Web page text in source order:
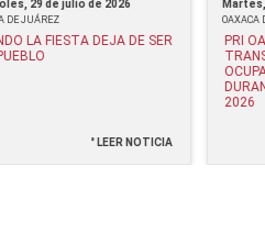
29 de julio de 2026
DE JUÁREZ
LA FIESTA DEJA DE SER
° LEER NOTICIA
OAXACA
PRI
2026